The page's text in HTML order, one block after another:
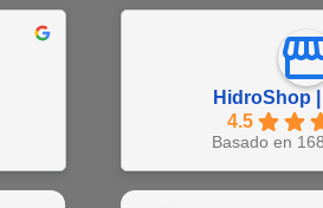
HidroShop
4.5
Basado en